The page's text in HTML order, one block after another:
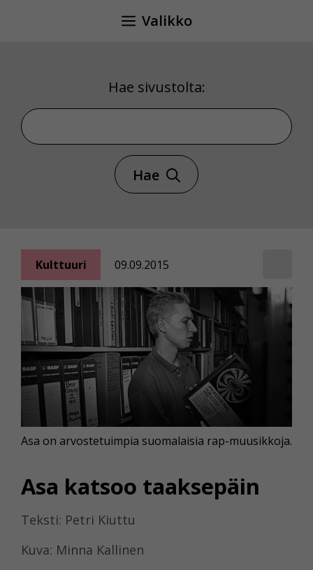
Valikko
Hae sivustolta:
Hae sivustolta
Hae
Kulttuuri 09.09.2015
Asa katsoo taaksepäin
Teksti: Petri Kiuttu
Kuva: Minna Kallinen
Asa on arvostetuimpia suomalaisia rap-muusikkoja.